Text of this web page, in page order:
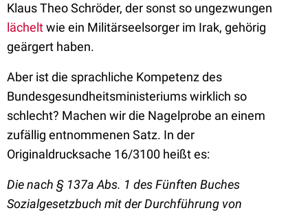
Klaus Theo Schröder, der sonst so ungezwungen
lächeltwie ein Militärseelsorger im Irak, gehörig
geärgert haben.
Aber ist die sprachliche Kompetenz des
Bundesgesundheitsministeriums wirklich so
schlecht? Machen wir die Nagelprobe an einem
zufällig entnommenen Satz. In der
Originaldrucksache 16/3100 heißt es:
Die nach § 137a Abs. 1 des Fünften Buches
Sozialgesetzbuch mit der Durchführung von